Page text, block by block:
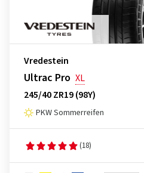
Vredestein
Ultrac Pro XL
245/40 ZR19 (98Y)
PKW Sommerreifen
(18)